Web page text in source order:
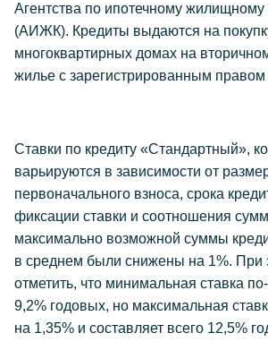
Агентства по ипотечному
(АИЖК). Кредиты выдаются на
многоквартирных домах на
жилье с зарегистрированным правом
Ставки по кредиту «Стандартный»,
варьируются в зависимости от
первоначального взноса, срока
фиксации ставки и соотношения
максимально возможной суммы
в среднем были снижены на 1%. При
отметить, что минимальная ставка
9,2% годовых, но максимальная
на 1,35% и составляет всего 12,5%